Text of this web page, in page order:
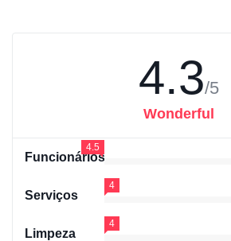
4.3/5
Wonderful
Funcionários
4.5
Serviços
4
Limpeza
4